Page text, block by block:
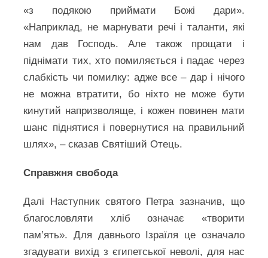
«з подякою приймати Божі дари».
«Наприклад, не марнувати речі і таланти, які
нам дав Господь. Але також прощати і
піднімати тих, хто помиляється і падає через
слабкість чи помилку: адже все – дар і нічого
не можна втратити, бо ніхто не може бути
кинутий напризволяще, і кожен повинен мати
шанс піднятися і повернутися на правильний
шлях», – сказав Святіший Отець.
Справжня свобода
Далі Наступник святого Петра зазначив, що
благословляти хліб означає «творити
пам’ять». Для давнього Ізраїля це означало
згадувати вихід з єгипетської неволі, для нас